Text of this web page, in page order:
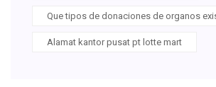
Que tipos de donaciones de organos
Alamat kantor pusat pt lotte mart